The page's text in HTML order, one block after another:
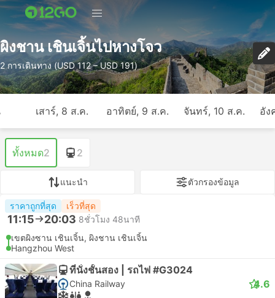
ผิงชาน เชินเจิ้นไปหางโจว
2 การเดินทาง (USD 112 – USD 191)
เสาร์, 8 ส.ค. อาทิตย์, 9 ส.ค. จันทร์, 10 ส.ค. อัง
ทั้งหมด2 2
แนะนำ ตัวกรองข้อมูล
ราคาถูกที่สุด เร็วที่สุด
11:15 20:03 8ชั่วโมง 48นาที
เขตผิงซาน เชินเจิ้น, ผิงชาน เชินเจิ้น
Hangzhou West
ที่นั่งชั้นสอง | รถไฟ #G3024
China Railway 4.6